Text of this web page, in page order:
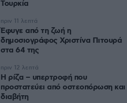
Τουρκία
Έφυγε από τη ζωή η
δημοσιογράφος Χριστίνα Πιτουρά
στα 64 της
πριν 11 λεπτά
Η ρίζα – υπερτροφή που
προστατεύει από οστεοπόρωση και
διαβήτη
πριν 12 λεπτά